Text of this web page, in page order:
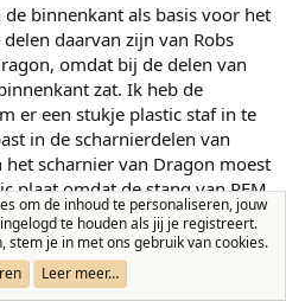
binnenkant als basis voor het
daarvan zijn van Robs
omdat bij de delen van
zat. Ik heb de
er een stukje plastic staf in te
in de scharnierdelen van
het scharnier van Dragon moest
plaat omdat de stang van RFM
Dragon.
strip op, waar de haak die
maar die zat ook niet bij
om de inhoud te personaliseren, jouw
te houden als jij je registreert.
stem je in met ons gebruik van cookies.
Leer meer…